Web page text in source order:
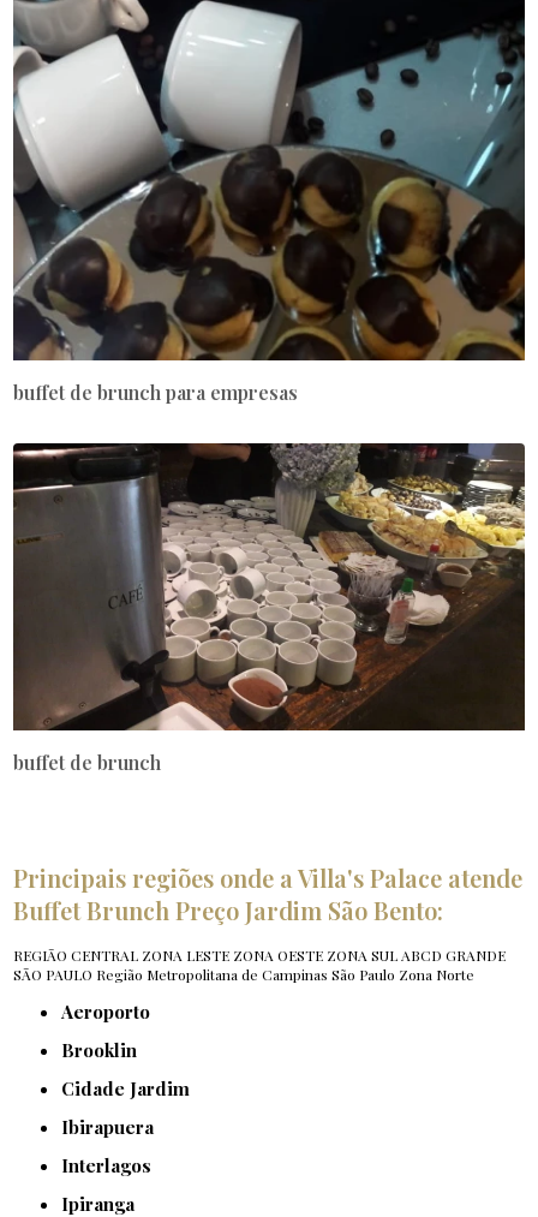
buffet de brunch para empresas
buffet de brunch
Principais regiões onde a Villa's Palace atende
Buffet Brunch Preço Jardim São Bento:
REGIÃO CENTRAL ZONA LESTE ZONA OESTE ZONA SUL ABCD GRANDE
SÃO PAULO Região Metropolitana de Campinas São Paulo Zona Norte
Aeroporto
Brooklin
Cidade Jardim
Ibirapuera
Interlagos
Ipiranga